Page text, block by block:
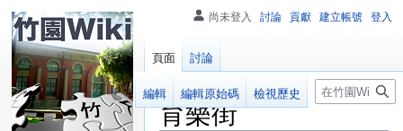
育樂街
尚未登入 討論 貢獻 建立帳號 登入
頁面 討論
閱讀 編輯 編輯原始碼 檢視歷史
搜